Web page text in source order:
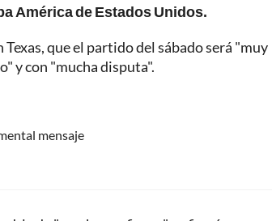
América de Estados Unidos.
que el partido del sábado será "muy
y con "mucha disputa".
mensaje